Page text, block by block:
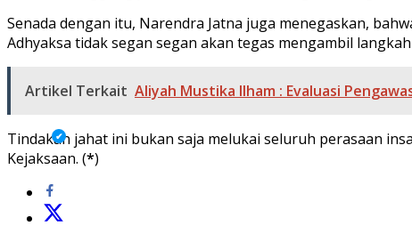
Senada dengan itu, Narendra Jatna juga menegaskan,
Adhyaksa tidak segan segan akan tegas mengambil
Artikel Terkait Aliyah Mustika Ilham : Evaluasi
Tindakan jahat ini bukan saja melukai seluruh perasaan
Kejaksaan. (*)